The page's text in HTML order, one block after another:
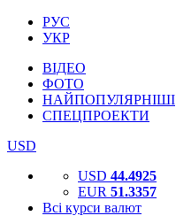
РУС
УКР
ВІДЕО
ФОТО
НАЙПОПУЛЯРНІШІ
СПЕЦПРОЕКТИ
USD
USD 44.4925
EUR 51.3357
Всі курси валют